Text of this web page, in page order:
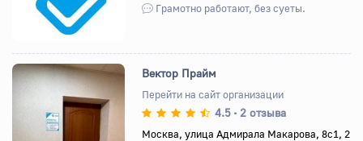
Грамотно работают, без суеты.
Назад Вперед
Вектор Прайм
Перейти на сайт организации
4.5 • 2 отзыва
Москва, улица Адмирала Макарова, 8с1, 2